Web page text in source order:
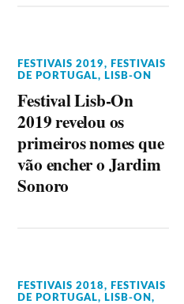
FESTIVAIS 2019,
FESTIVAIS
DE PORTUGAL, LISB-ON
Festival Lisb-On
2019 revelou os
primeiros nomes que
vão encher o Jardim
Sonoro
FESTIVAIS 2018,
FESTIVAIS
DE PORTUGAL, LISB-ON,